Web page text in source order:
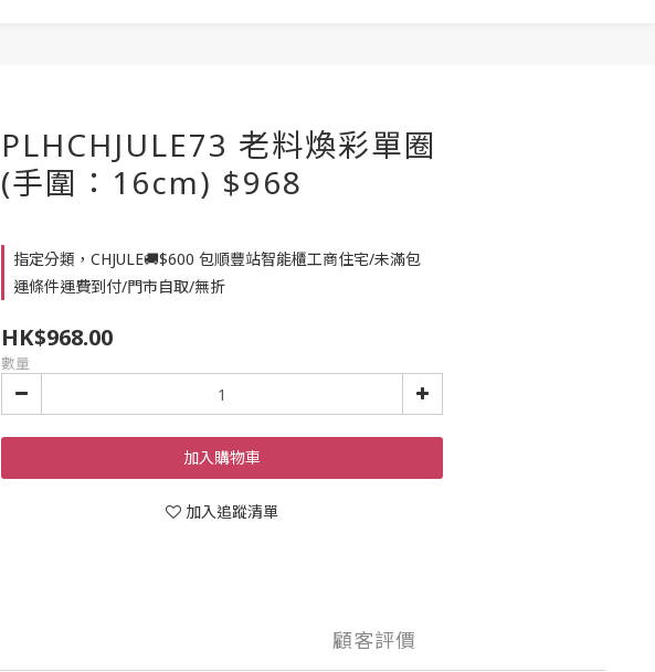
PLHCHJULE73 老料煥彩單圈
(手圍：16cm) $968
指定分類，CHJULE🚚$600 包順豐站智能櫃工商住宅/未滿包
運條件運費到付/門市自取/無折
HK$968.00
數量
加入購物車
加入追蹤清單
顧客評價